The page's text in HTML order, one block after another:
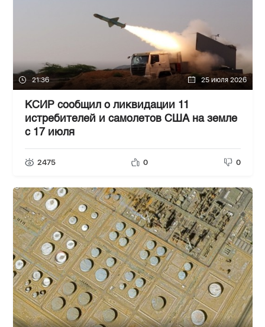
21:36 25 июля 2026
КСИР сообщил о ликвидации 11
истребителей и самолетов США на земле
с 17 июля
2475 0 0